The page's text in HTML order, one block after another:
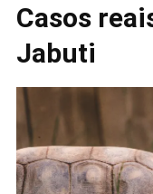
Casos
Jabuti